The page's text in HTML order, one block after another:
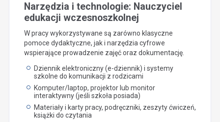
Narzędzia i technologie: Nauczyciel
edukacji wczesnoszkolnej
W pracy wykorzystywane są zarówno klasyczne
pomoce dydaktyczne, jak i narzędzia cyfrowe
wspierające prowadzenie zajęć oraz dokumentację.
Dziennik elektroniczny (e-dziennik) i systemy
szkolne do komunikacji z rodzicami
Komputer/laptop, projektor lub monitor
interaktywny (jeśli szkoła posiada)
Materiały i karty pracy, podręczniki, zeszyty ćwiczeń,
książki do czytania